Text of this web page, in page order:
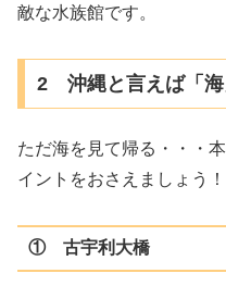
敵な水族館です。
2 沖縄と言えば「海
ただ海を見て帰る・・・
イントをおさえましょう！
① 古宇利大橋